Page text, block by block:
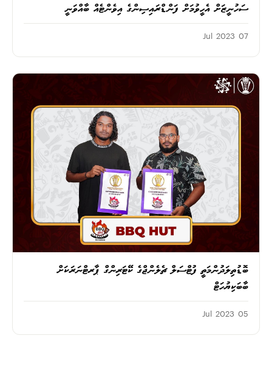
ސަހުނީޒަށް އެހީވުމަށް ފަންޑްރައިސިންގެ އިވެންޓެއް ބާއްވަނީ
07 Jul 2023
ބޮޑުތިލަދުންމަތީ ފުޓްސަލް ޗެލެންޖްގެ ކޭޓަރިންގް ޕާރޓްނަރަކަށް
ބާބަކިޔުހަޓް
05 Jul 2023